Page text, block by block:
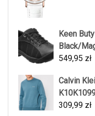
Keen
Black/
549,95 zł
Calvin
309,99 zł